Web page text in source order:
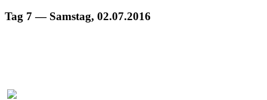
Tag 7 — Samstag, 02.07.2016